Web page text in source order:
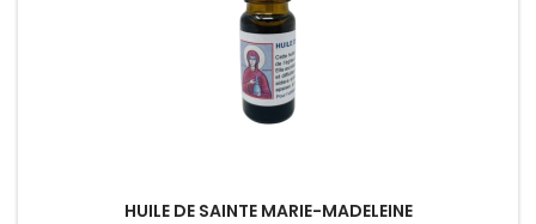
HUILE DE SAINTE MARIE-MADELEINE